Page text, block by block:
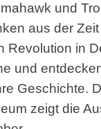
und
aus der
Revolution in
und
Geschichte.
zeigt die